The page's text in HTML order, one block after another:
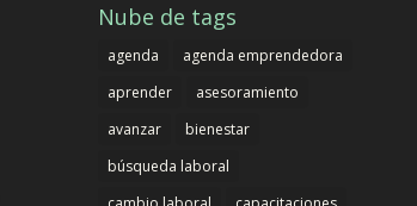
Nube de tags
agenda
agenda emprendedora
aprender
asesoramiento
avanzar
bienestar
búsqueda laboral